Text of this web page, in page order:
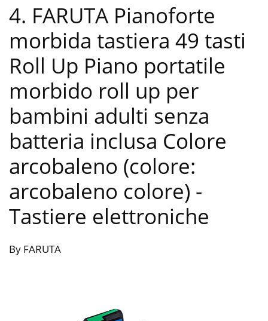
4. FARUTA Pianoforte
morbida tastiera 49 tasti
Roll Up Piano portatile
morbido roll up per
bambini adulti senza
batteria inclusa Colore
arcobaleno (colore:
arcobaleno colore) -
Tastiere elettroniche
By FARUTA